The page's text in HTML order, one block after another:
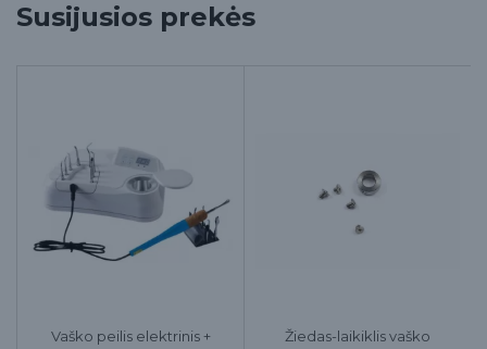
Susijusios prekės
Vaško peilis elektrinis + Žiedas-laikiklis vaško